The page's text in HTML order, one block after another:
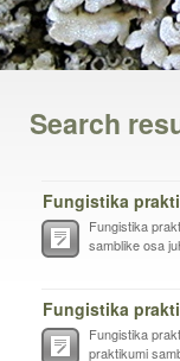
Search
Fungistika
Fungistika
samblike osa
Fungistika
Fungistika
praktikumi